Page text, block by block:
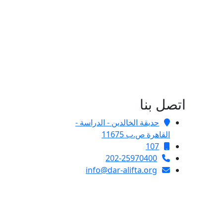
اتصل بنا
حديقة الخالدين - الدراسة -
القاهرة ص.ب 11675
107
202-25970400
info@dar-alifta.org